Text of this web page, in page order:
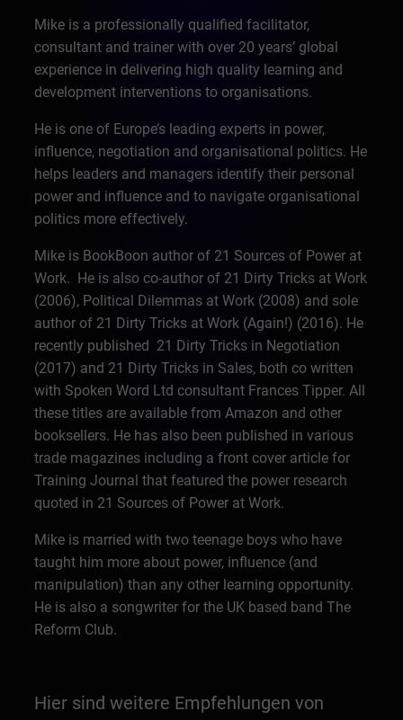
Mike is a professionally qualified facilitator,
consultant and trainer with over 20 years’ global
experience in delivering high quality learning and
development interventions to organisations.
He is one of Europe’s leading experts in power,
influence, negotiation and organisational politics. He
helps leaders and managers identify their personal
power and influence and to navigate organisational
politics more effectively.
Mike is BookBoon author of 21 Sources of Power at
Work. He is also co-author of 21 Dirty Tricks at Work
(2006), Political Dilemmas at Work (2008) and sole
author of 21 Dirty Tricks at Work (Again!) (2016). He
recently published 21 Dirty Tricks in Negotiation
(2017) and 21 Dirty Tricks in Sales, both co written
with Spoken Word Ltd consultant Frances Tipper. All
these titles are available from Amazon and other
booksellers. He has also been published in various
trade magazines including a front cover article for
Training Journal that featured the power research
quoted in 21 Sources of Power at Work.
Mike is married with two teenage boys who have
taught him more about power, influence (and
manipulation) than any other learning opportunity.
He is also a songwriter for the UK based band The
Reform Club.
Hier sind weitere Empfehlungen von